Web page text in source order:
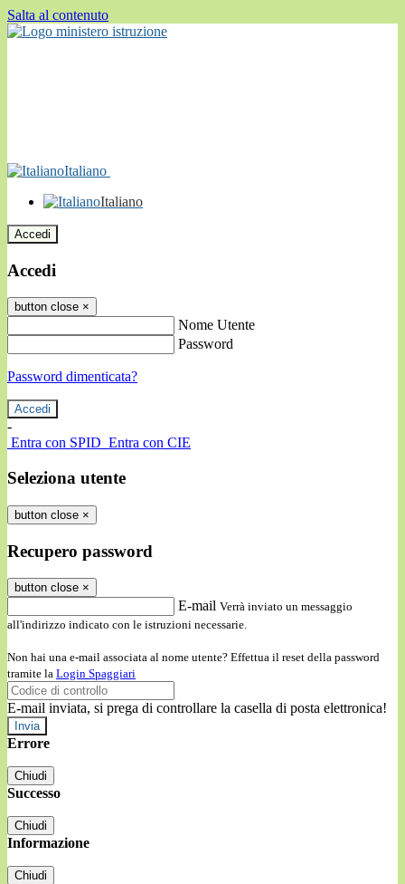
Salta al contenuto
Italiano
Italiano
Accedi
Accedi
button close ×
Nome Utente
Password
Password dimenticata?
-
Entra con SPID Entra con CIE
Seleziona utente
button close ×
Recupero password
button close ×
E-mail Verrà inviato un messaggio
all'indirizzo indicato con le istruzioni necessarie.
Non hai una e-mail associata al nome utente? Effettua il reset della password
tramite la Login Spaggiari
E-mail inviata, si prega di controllare la casella di posta elettronica!
Errore
Chiudi
Successo
Chiudi
Informazione
Chiudi